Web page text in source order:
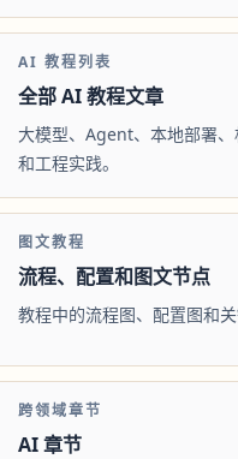
AI 教程列表
全部 AI 教程文章
大模型、Agent、本地部署、
和工程实践。
图文教程
流程、配置和图文节点
教程中的流程图、配置图和关
跨领域章节
AI 章节